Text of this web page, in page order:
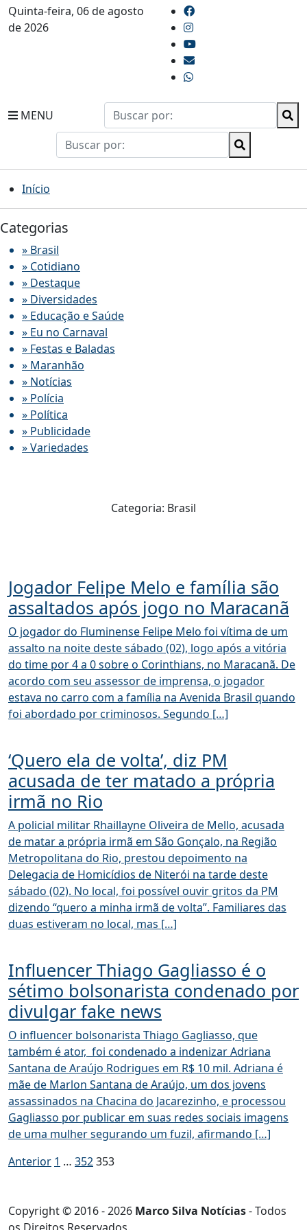
Quinta-feira, 06 de agosto
de 2026
MENU
Início
Categorias
» Brasil
» Cotidiano
» Destaque
» Diversidades
» Educação e Saúde
» Eu no Carnaval
» Festas e Baladas
» Maranhão
» Notícias
» Polícia
» Política
» Publicidade
» Variedades
Categoria: Brasil
Jogador Felipe Melo e família são
assaltados após jogo no Maracanã
O jogador do Fluminense Felipe Melo foi vítima de um
assalto na noite deste sábado (02), logo após a vitória
do time por 4 a 0 sobre o Corinthians, no Maracanã. De
acordo com seu assessor de imprensa, o jogador
estava no carro com a família na Avenida Brasil quando
foi abordado por criminosos. Segundo […]
‘Quero ela de volta’, diz PM
acusada de ter matado a própria
irmã no Rio
A policial militar Rhaillayne Oliveira de Mello, acusada
de matar a própria irmã em São Gonçalo, na Região
Metropolitana do Rio, prestou depoimento na
Delegacia de Homicídios de Niterói na tarde deste
sábado (02). No local, foi possível ouvir gritos da PM
dizendo “quero a minha irmã de volta”. Familiares das
duas estiveram no local, mas […]
Influencer Thiago Gagliasso é o
sétimo bolsonarista condenado por
divulgar fake news
O influencer bolsonarista Thiago Gagliasso, que
também é ator, foi condenado a indenizar Adriana
Santana de Araújo Rodrigues em R$ 10 mil. Adriana é
mãe de Marlon Santana de Araújo, um dos jovens
assassinados na Chacina do Jacarezinho, e processou
Gagliasso por publicar em suas redes sociais imagens
de uma mulher segurando um fuzil, afirmando […]
Paginação
posts
Anterior 1 … 352353
Copyright © 2016 - 2026 Marco Silva Notícias- Todos